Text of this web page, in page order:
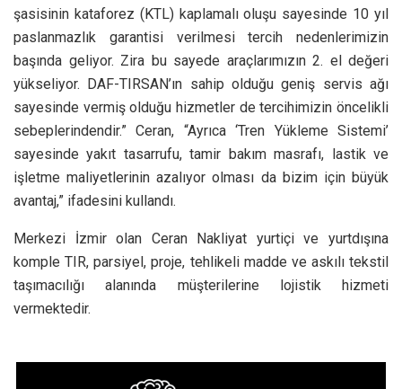
şasisinin kataforez (KTL) kaplamalı oluşu sayesinde 10 yıl
paslanmazlık garantisi verilmesi tercih nedenlerimizin
başında geliyor. Zira bu sayede araçlarımızın 2. el değeri
yükseliyor. DAF-TIRSAN’ın sahip olduğu geniş servis ağı
sayesinde vermiş olduğu hizmetler de tercihimizin öncelikli
sebeplerindendir.” Ceran, “Ayrıca ‘Tren Yükleme Sistemi’
sayesinde yakıt tasarrufu, tamir bakım masrafı, lastik ve
işletme maliyetlerinin azalıyor olması da bizim için büyük
avantaj,” ifadesini kullandı.
Merkezi İzmir olan Ceran Nakliyat yurtiçi ve yurtdışına
komple TIR, parsiyel, proje, tehlikeli madde ve askılı tekstil
taşımacılığı alanında müşterilerine lojistik hizmeti
vermektedir.